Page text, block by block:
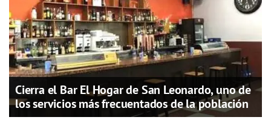
Cierra el Bar El Hogar de San Leonardo, uno de
los servicios más frecuentados de la población